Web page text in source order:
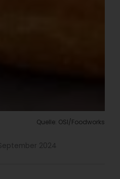
Quelle: OSI/Foodworks
September 2024